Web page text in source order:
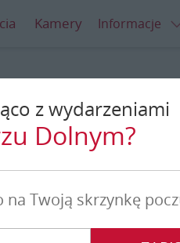
Kamery Informacje
z wydarzeniami
Dolnym?
Twoją skrzynkę